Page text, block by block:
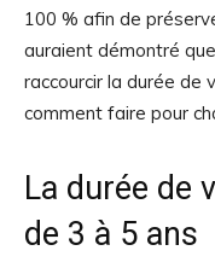
100 % afin de
auraient démontré
raccourcir la durée de
comment faire pour
La durée de
de 3 à 5 ans